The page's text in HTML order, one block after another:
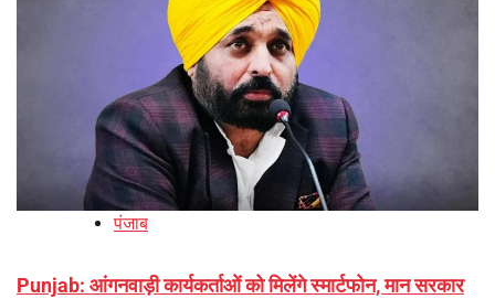
पंजाब
Punjab: आंगनवाड़ी कार्यकर्ताओं को मिलेंगे स्मार्टफोन, मान सरकार